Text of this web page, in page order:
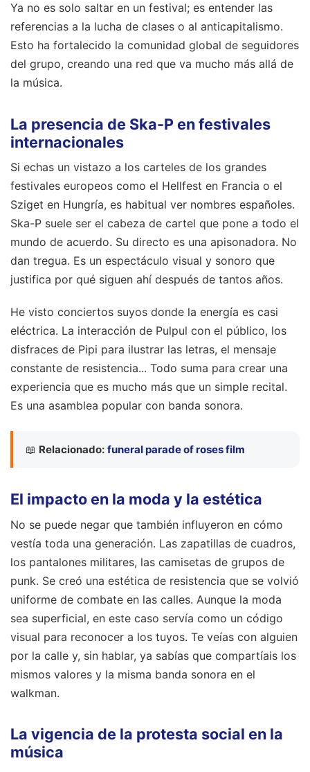
Ya no es solo saltar en un festival; es entender las
referencias a la lucha de clases o al anticapitalismo.
Esto ha fortalecido la comunidad global de seguidores
del grupo, creando una red que va mucho más allá de
la música.
La presencia de Ska-P en festivales
internacionales
Si echas un vistazo a los carteles de los grandes
festivales europeos como el Hellfest en Francia o el
Sziget en Hungría, es habitual ver nombres españoles.
Ska-P suele ser el cabeza de cartel que pone a todo el
mundo de acuerdo. Su directo es una apisonadora. No
dan tregua. Es un espectáculo visual y sonoro que
justifica por qué siguen ahí después de tantos años.
He visto conciertos suyos donde la energía es casi
eléctrica. La interacción de Pulpul con el público, los
disfraces de Pipi para ilustrar las letras, el mensaje
constante de resistencia... Todo suma para crear una
experiencia que es mucho más que un simple recital.
Es una asamblea popular con banda sonora.
📖 Relacionado: funeral parade of roses film
El impacto en la moda y la estética
No se puede negar que también influyeron en cómo
vestía toda una generación. Las zapatillas de cuadros,
los pantalones militares, las camisetas de grupos de
punk. Se creó una estética de resistencia que se volvió
uniforme de combate en las calles. Aunque la moda
sea superficial, en este caso servía como un código
visual para reconocer a los tuyos. Te veías con alguien
por la calle y, sin hablar, ya sabías que compartíais los
mismos valores y la misma banda sonora en el
walkman.
La vigencia de la protesta social en la
música